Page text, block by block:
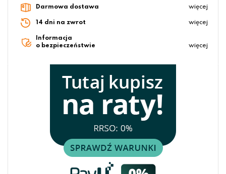
Darmowa dostawa więcej
14 dni na zwrot więcej
Informacja
o bezpieczeństwie
więcej